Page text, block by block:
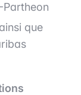
Partheon
que